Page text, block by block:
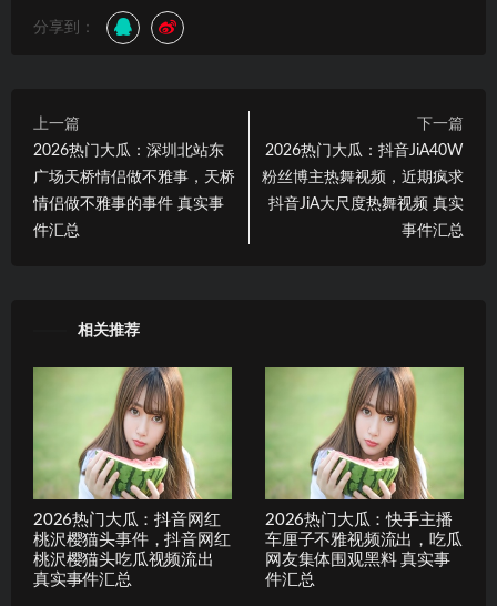
分享到：
上一篇
2026热门大瓜：深圳北站东
广场天桥情侣做不雅事，天桥
情侣做不雅事的事件 真实事
件汇总
下一篇
2026热门大瓜：抖音JiA40W
粉丝博主热舞视频，近期疯求
抖音JiA大尺度热舞视频 真实
事件汇总
相关推荐
2026热门大瓜：抖音网红
桃沢樱猫头事件，抖音网红
桃沢樱猫头吃瓜视频流出
真实事件汇总
2026热门大瓜：快手主播
车厘子不雅视频流出，吃瓜
网友集体围观黑料 真实事
件汇总